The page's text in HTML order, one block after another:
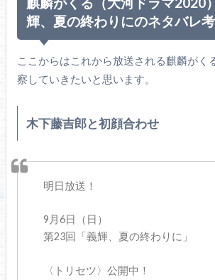
輝、夏の終わりにのネタバレ
ここからはこれから放送される麒麟がく
察していきたいと思います。
木下藤吉郎と初顔合わせ
明日放送！
9月6日（日）
第23回「義輝、夏の終わりに」
〈トリセツ〉公開中！